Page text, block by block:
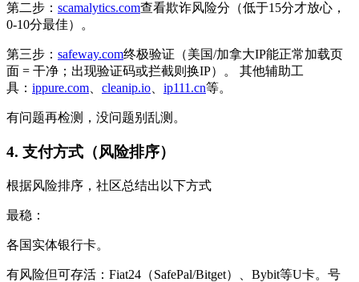
第二步： scamalytics.com查看欺诈风险分（低于15分才放心，
0-10分最佳）。
第三步： safeway.com终极验证（美国/加拿大IP能正常加载页
面 = 干净；出现验证码或拦截则换IP）。 其他辅助工
具： ippure.com cleanip.io ip111.cn等。
有问题再检测，没问题别乱测。
4. 支付方式（风险排序）
根据风险排序，社区总结出以下方式
最稳：
各国实体银行卡。
有风险但可存活：Fiat24（SafePal/Bitget）、Bybit等U卡。号